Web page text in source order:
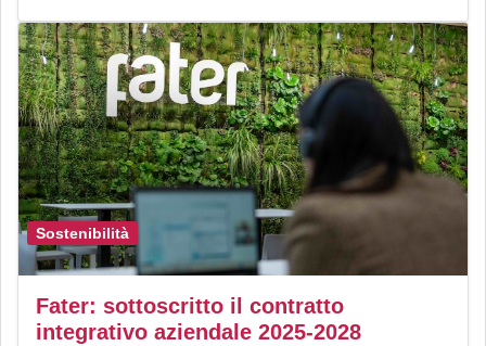
Sostenibilità
Fater: sottoscritto il contratto
integrativo aziendale 2025-2028